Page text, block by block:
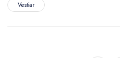
Vestiar